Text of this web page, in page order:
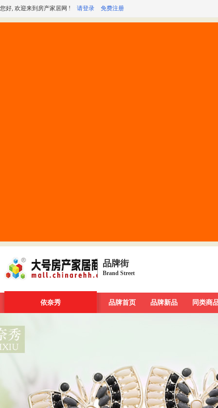
您好, 欢迎来到房产家居网 ! 请登录 免费注册
品牌街
Brand Street
一周新发现 今日最大牌 新品发布汇 品牌库
依奈秀 品牌首页 品牌新品 同类商